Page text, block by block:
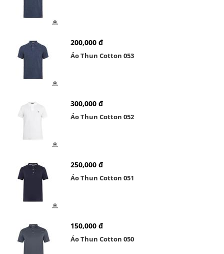
200,000 đ
Áo Thun Cotton 053
300,000 đ
Áo Thun Cotton 052
250,000 đ
Áo Thun Cotton 051
150,000 đ
Áo Thun Cotton 050